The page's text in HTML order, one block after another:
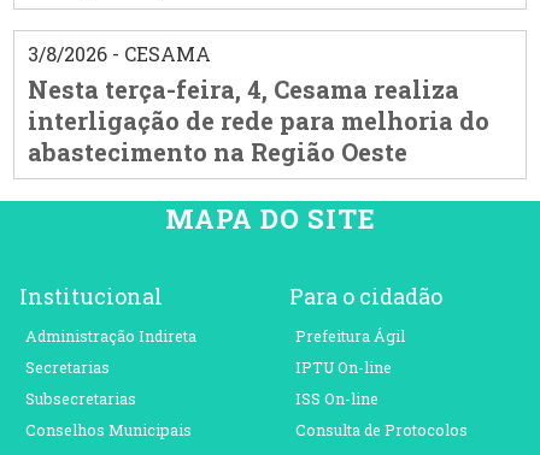
3/8/2026 - CESAMA
Nesta terça-feira, 4, Cesama realiza
interligação de rede para melhoria do
abastecimento na Região Oeste
MAPA DO SITE
Institucional
Administração Indireta
Secretarias
Subsecretarias
Conselhos Municipais
Para o cidadão
Prefeitura Ágil
IPTU On-line
ISS On-line
Consulta de Protocolos